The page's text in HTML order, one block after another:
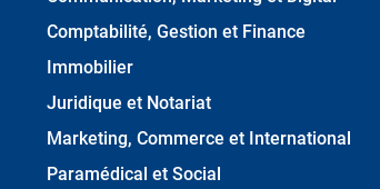
Comptabilité, Gestion et Finance
Immobilier
Juridique et Notariat
Marketing, Commerce et International
Paramédical et Social